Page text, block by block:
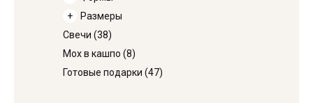
Размеры
Свечи (38)
Мох в кашпо (8)
Готовые подарки (47)